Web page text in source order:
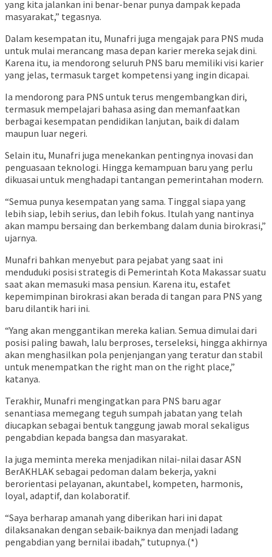
yang kita jalankan ini benar-benar punya dampak kepada
masyarakat,” tegasnya.
Dalam kesempatan itu, Munafri juga mengajak para PNS muda
untuk mulai merancang masa depan karier mereka sejak dini.
Karena itu, ia mendorong seluruh PNS baru memiliki visi karier
yang jelas, termasuk target kompetensi yang ingin dicapai.
Ia mendorong para PNS untuk terus mengembangkan diri,
termasuk mempelajari bahasa asing dan memanfaatkan
berbagai kesempatan pendidikan lanjutan, baik di dalam
maupun luar negeri.
Selain itu, Munafri juga menekankan pentingnya inovasi dan
penguasaan teknologi. Hingga kemampuan baru yang perlu
dikuasai untuk menghadapi tantangan pemerintahan modern.
“Semua punya kesempatan yang sama. Tinggal siapa yang
lebih siap, lebih serius, dan lebih fokus. Itulah yang nantinya
akan mampu bersaing dan berkembang dalam dunia birokrasi,”
ujarnya.
Munafri bahkan menyebut para pejabat yang saat ini
menduduki posisi strategis di Pemerintah Kota Makassar suatu
saat akan memasuki masa pensiun. Karena itu, estafet
kepemimpinan birokrasi akan berada di tangan para PNS yang
baru dilantik hari ini.
“Yang akan menggantikan mereka kalian. Semua dimulai dari
posisi paling bawah, lalu berproses, terseleksi, hingga akhirnya
akan menghasilkan pola penjenjangan yang teratur dan stabil
untuk menempatkan the right man on the right place,”
katanya.
Terakhir, Munafri mengingatkan para PNS baru agar
senantiasa memegang teguh sumpah jabatan yang telah
diucapkan sebagai bentuk tanggung jawab moral sekaligus
pengabdian kepada bangsa dan masyarakat.
Ia juga meminta mereka menjadikan nilai-nilai dasar ASN
BerAKHLAK sebagai pedoman dalam bekerja, yakni
berorientasi pelayanan, akuntabel, kompeten, harmonis,
loyal, adaptif, dan kolaboratif.
“Saya berharap amanah yang diberikan hari ini dapat
dilaksanakan dengan sebaik-baiknya dan menjadi ladang
pengabdian yang bernilai ibadah,” tutupnya.(*)